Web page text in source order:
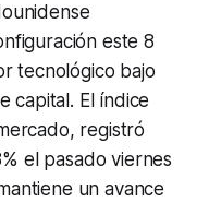
este 8
tecnológico bajo
capital. El índice
registró
el pasado viernes
un avance